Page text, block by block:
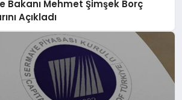
Bakanı Mehmet Şimşek Borç
Açıkladı